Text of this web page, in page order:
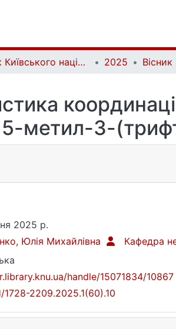
Вісник Київського національного університету імені Тараса Шевченка. Хімія | Bulletin of Taras Shevchenko National University of Kyiv. Chemistry 2025
5-метил-3-
2025 р.
Юлія Михайлівна
Кафедра
handle/15071834/10867
1728-2209.2025.1(60).10